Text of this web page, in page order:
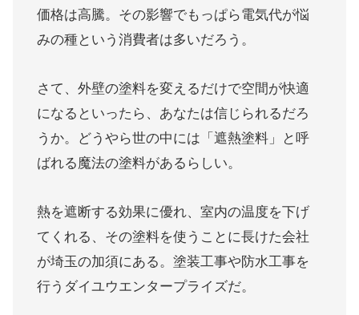
価格は高騰。その影響でもっぱら電気代が悩
みの種という消費者は多いだろう。
さて、外壁の塗料を変えるだけで空間が快適
になるといったら、あなたは信じられるだろ
うか。どうやら世の中には「遮熱塗料」と呼
ばれる魔法の塗料があるらしい。
熱を遮断する効果に優れ、室内の温度を下げ
てくれる、その塗料を使うことに長けた会社
が埼玉の加須にある。塗装工事や防水工事を
行うダイユウエンタープライズだ。